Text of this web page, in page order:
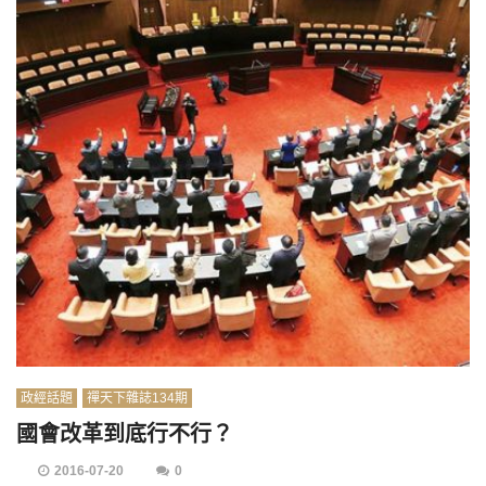
政經話題 禪天下雜誌134期
國會改革到底行不行？
2016-07-20 0